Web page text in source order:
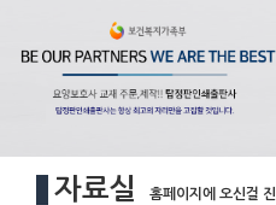
자료실 홈페이지에 오신걸